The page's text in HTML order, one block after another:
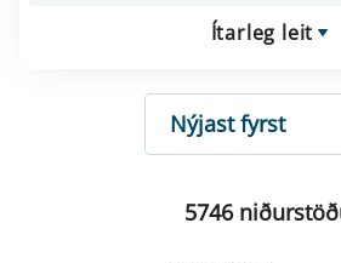
Ítarleg leit
RÖÐUN
5746